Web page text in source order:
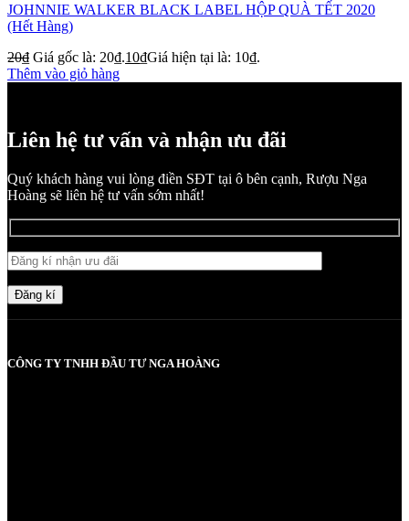
JOHNNIE WALKER BLACK LABEL HỘP QUÀ TẾT 2020
(Hết Hàng)
20₫ Giá gốc là: 20₫.10₫Giá hiện tại là: 10₫.
Thêm vào giỏ hàng
Liên hệ tư vấn và nhận ưu đãi
Quý khách hàng vui lòng điền SĐT tại ô bên cạnh, Rượu Nga
Hoàng sẽ liên hệ tư vấn sớm nhất!
Đăng kí
CÔNG TY TNHH ĐẦU TƯ NGA HOÀNG